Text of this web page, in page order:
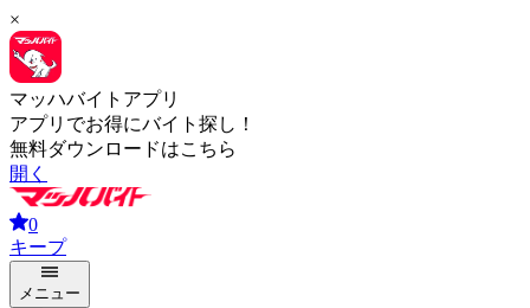
×
マッハバイトアプリ
アプリでお得にバイト探し！
無料ダウンロードはこちら
開く
0
キープ
メニュー